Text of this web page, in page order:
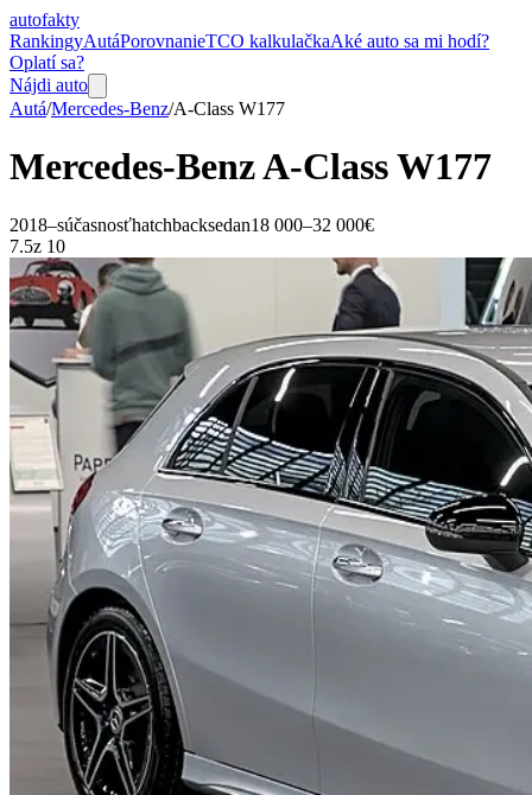
autofakty
RankingyAutáPorovnanieTCO kalkulačkaAké auto sa mi hodí?
Oplatí sa?
Nájdi auto
Autá/Mercedes-Benz/A-Class W177
Mercedes-BenzA-ClassW177
2018–súčasnosťhatchbacksedan18 000–32 000€
7.5z 10